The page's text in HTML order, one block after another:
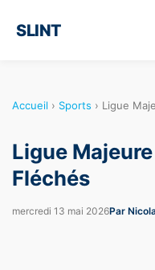
SLINT
Accueil › Sports › Ligue
Ligue
Fléchés
mercredi 13 mai 2026Par